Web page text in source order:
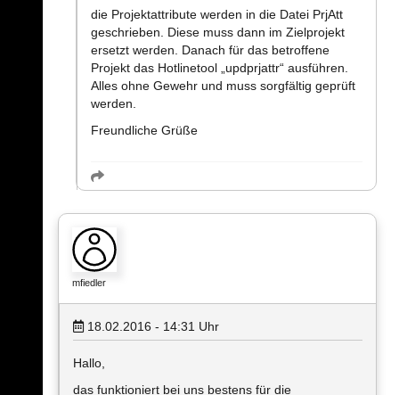
die Projektattribute werden in die Datei PrjAtt
geschrieben. Diese muss dann im Zielprojekt
ersetzt werden. Danach für das betroffene
Projekt das Hotlinetool „updprjattr“ ausführen.
Alles ohne Gewehr und muss sorgfältig geprüft
werden.
Freundliche Grüße
mfiedler
18.02.2016 - 14:31 Uhr
Hallo,
das funktioniert bei uns bestens für die